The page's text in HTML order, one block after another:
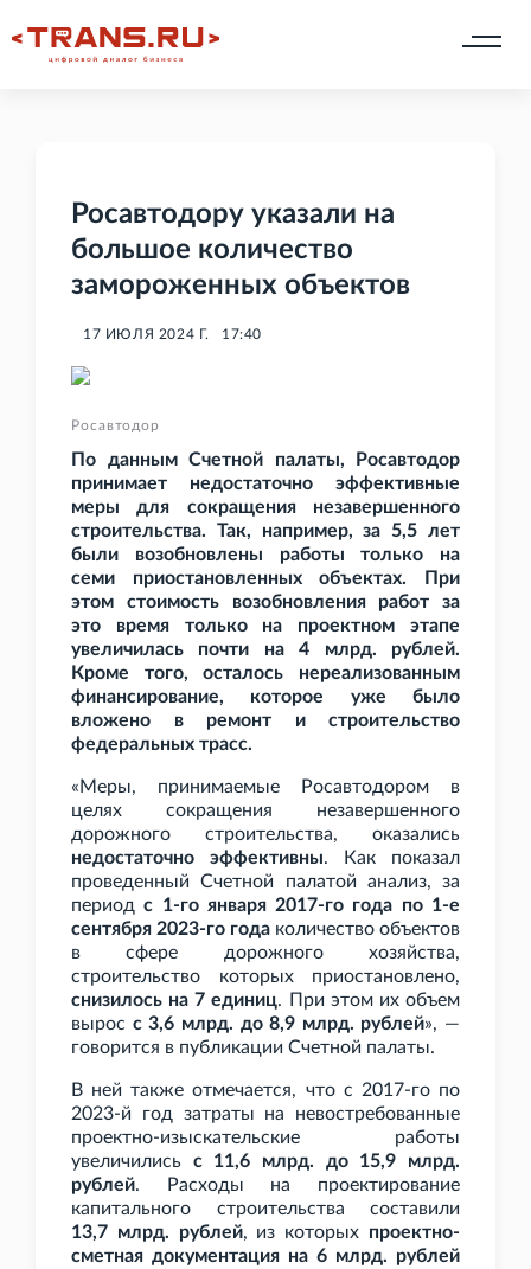
Росавтодору указали на
большое количество
замороженных объектов
17 ИЮЛЯ 2024 Г. 17:40
Росавтодор
По данным Счетной палаты, Росавтодор
принимает недостаточно эффективные
меры для сокращения незавершенного
строительства. Так, например, за 5,5 лет
были возобновлены работы только на
семи приостановленных объектах. При
этом стоимость возобновления работ за
это время только на проектном этапе
увеличилась почти на 4
млрд. рублей.
Кроме того, осталось нереализованным
финансирование, которое уже было
вложено в ремонт и строительство
федеральных трасс.
«Меры, принимаемые Росавтодором в
целях сокращения незавершенного
дорожного строительства, оказались
недостаточно эффективны. Как показал
проведенный Счетной палатой анализ, за
периодс 1-го января 2017-го года по 1-е
сентября 2023-го года количество объектов
в сфере дорожного хозяйства,
строительство которых приостановлено,
снизилось на 7 единиц. При этом их объем
вырос с 3,6 млрд. до 8,9 млрд. рублей», —
говорится в публикации Счетной палаты.
В ней также отмечается, что с 2017-го по
2023-й год затраты на невостребованные
проектно-изыскательские работы
увеличились с 11,6 млрд. до 15,9
млрд.
рублей. Расходы на проектирование
капитального строительства составили
13,7 млрд. рублей, из которых проектно-
сметная документация на 6 млрд. рублей